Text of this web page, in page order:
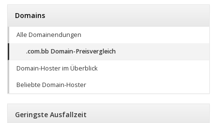
Domains
Alle Domainendungen
.com.bb Domain-Preisvergleich
Domain-Hoster im Überblick
Beliebte Domain-Hoster
Geringste Ausfallzeit